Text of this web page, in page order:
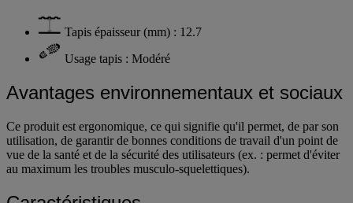
Tapis épaisseur (mm) : 12.7
Usage tapis : Modéré
Avantages environnementaux et sociaux
Ce produit est ergonomique, ce qui signifie qu'il permet, de par son
utilisation, de garantir de bonnes conditions de travail d'un point de
vue de la santé et de la sécurité des utilisateurs (ex. : permet d'éviter
au maximum les troubles musculo-squelettiques).